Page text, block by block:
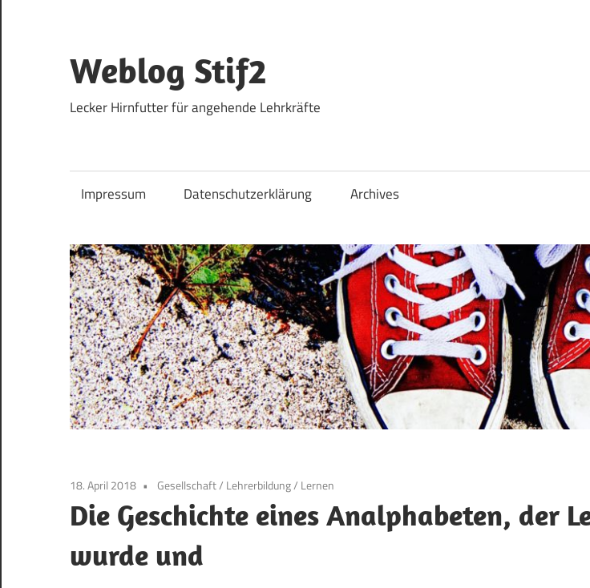
springen
Weblog Stif2
Lecker Hirnfutter für angehende Lehrkräfte
Impressum Datenschutzerklärung Archives
18. April 2018 Gesellschaft/ Lehrerbildung/ Lernen
Die Geschichte eines Analphabeten, der
wurde und